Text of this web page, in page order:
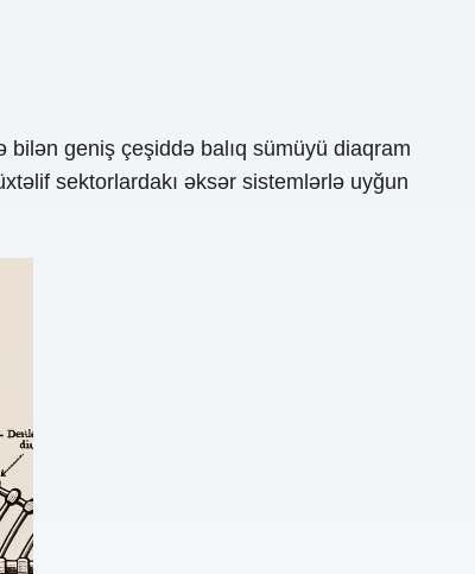
geniş çeşiddə balıq sümüyü diaqram
sektorlardakı əksər sistemlərlə uyğun